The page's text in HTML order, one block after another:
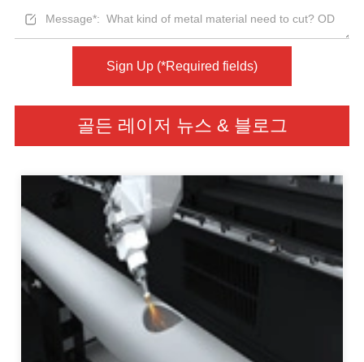
Sign Up (*Required fields)
골든 레이저 뉴스 & 블로그